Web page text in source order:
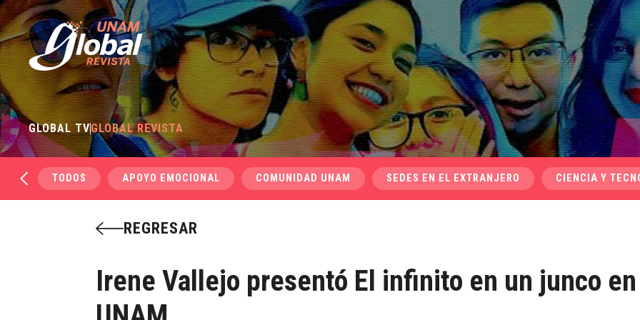
GLOBAL TVGLOBAL REVISTA
TODOS APOYO EMOCIONAL COMUNIDAD UNAM SEDES EN EL EXTRANJERO CIENCIA Y
REGRESAR
Irene Vallejo presentó El infinito en un junco